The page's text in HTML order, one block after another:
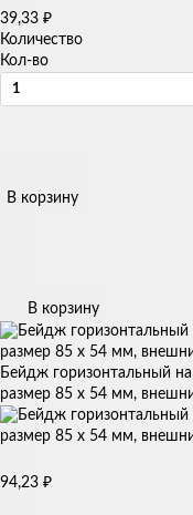
39,33 ₽
Количество
Кол-во
В корзину
В корзину
Бейдж горизонтальный
размер 85 х 54 мм,
94,23 ₽